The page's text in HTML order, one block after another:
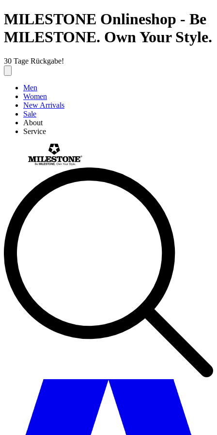
MILESTONE Onlineshop - Be
MILESTONE. Own Your Style.
30 Tage Rückgabe!
Men
Women
New Arrivals
Sale
About
Service